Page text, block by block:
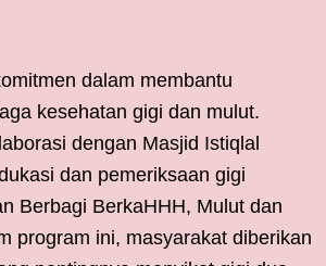
dalam membantu
kesehatan gigi dan mulut.
dengan Masjid Istiqlal
dan pemeriksaan gigi
Berbagi BerkaHHH, Mulut dan
program ini, masyarakat diberikan